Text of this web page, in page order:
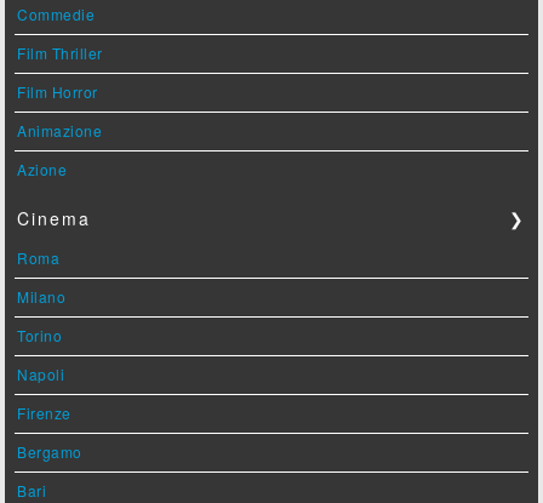
Commedie
Film Thriller
Film Horror
Animazione
Azione
Cinema ❯
Roma
Milano
Torino
Napoli
Firenze
Bergamo
Bari